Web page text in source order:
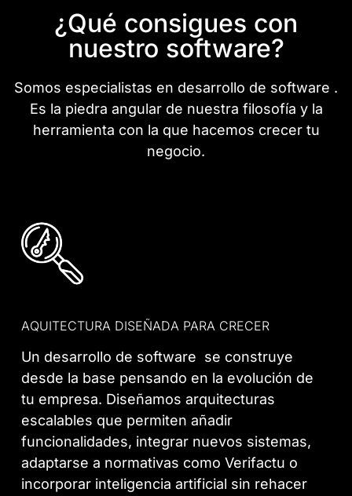
¿Qué consigues con
nuestro software?
Somos especialistas en desarrollo de software .
Es la piedra angular de nuestra filosofía y la
herramienta con la que hacemos crecer tu
negocio.
AQUITECTURA DISEÑADA PARA CRECER​
Un desarrollo de software se construye
desde la base pensando en la evolución de
tu empresa. Diseñamos arquitecturas
escalables que permiten añadir
funcionalidades, integrar nuevos sistemas,
adaptarse a normativas como Verifactu o
incorporar inteligencia artificial sin rehacer